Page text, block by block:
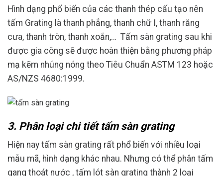
Hình dạng phổ biến của các thanh thép cấu tạo nên
tấm Grating là thanh phẳng, thanh chữ I, thanh răng
cưa, thanh tròn, thanh xoắn,… Tấm sàn grating sau khi
được gia công sẽ được hoàn thiện bằng phương pháp
mạ kẽm nhúng nóng theo Tiêu Chuẩn ASTM 123 hoặc
AS/NZS 4680:1999.
3. Phân loại chi tiết tấm sàn grating
Hiện nay tấm sàn grating rất phổ biến với nhiều loại
mẫu mã, hình dạng khác nhau. Nhưng có thể phân tấm
gang thoát nước , tấm lót sàn grating thành 2 loại